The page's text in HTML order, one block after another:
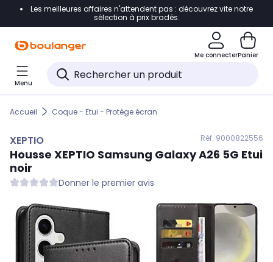
Accéder directement à la navigation
Accéder directement au pied de page
Accéder directement au chatbot
Les meilleures affaires n'attendent pas : découvrez vite notre
sélection à prix bradés.
Me connecterPanier
Menu
Accueil Coque - Etui - Protège écran
XEPTIO Réf. 9000822556
Housse XEPTIO Samsung Galaxy A26 5G Etui
noir
Donner le premier avis